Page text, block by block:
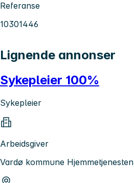
Referanse
10301446
Lignende annonser
Sykepleier 100%
Sykepleier
Arbeidsgiver
Vardø kommune Hjemmetjenesten